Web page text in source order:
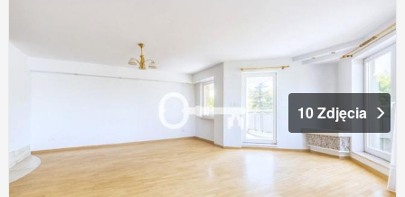
10 Zdjęcia